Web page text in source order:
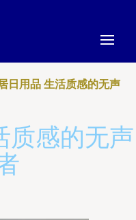
日用品 生活质感的无声
质感的无声